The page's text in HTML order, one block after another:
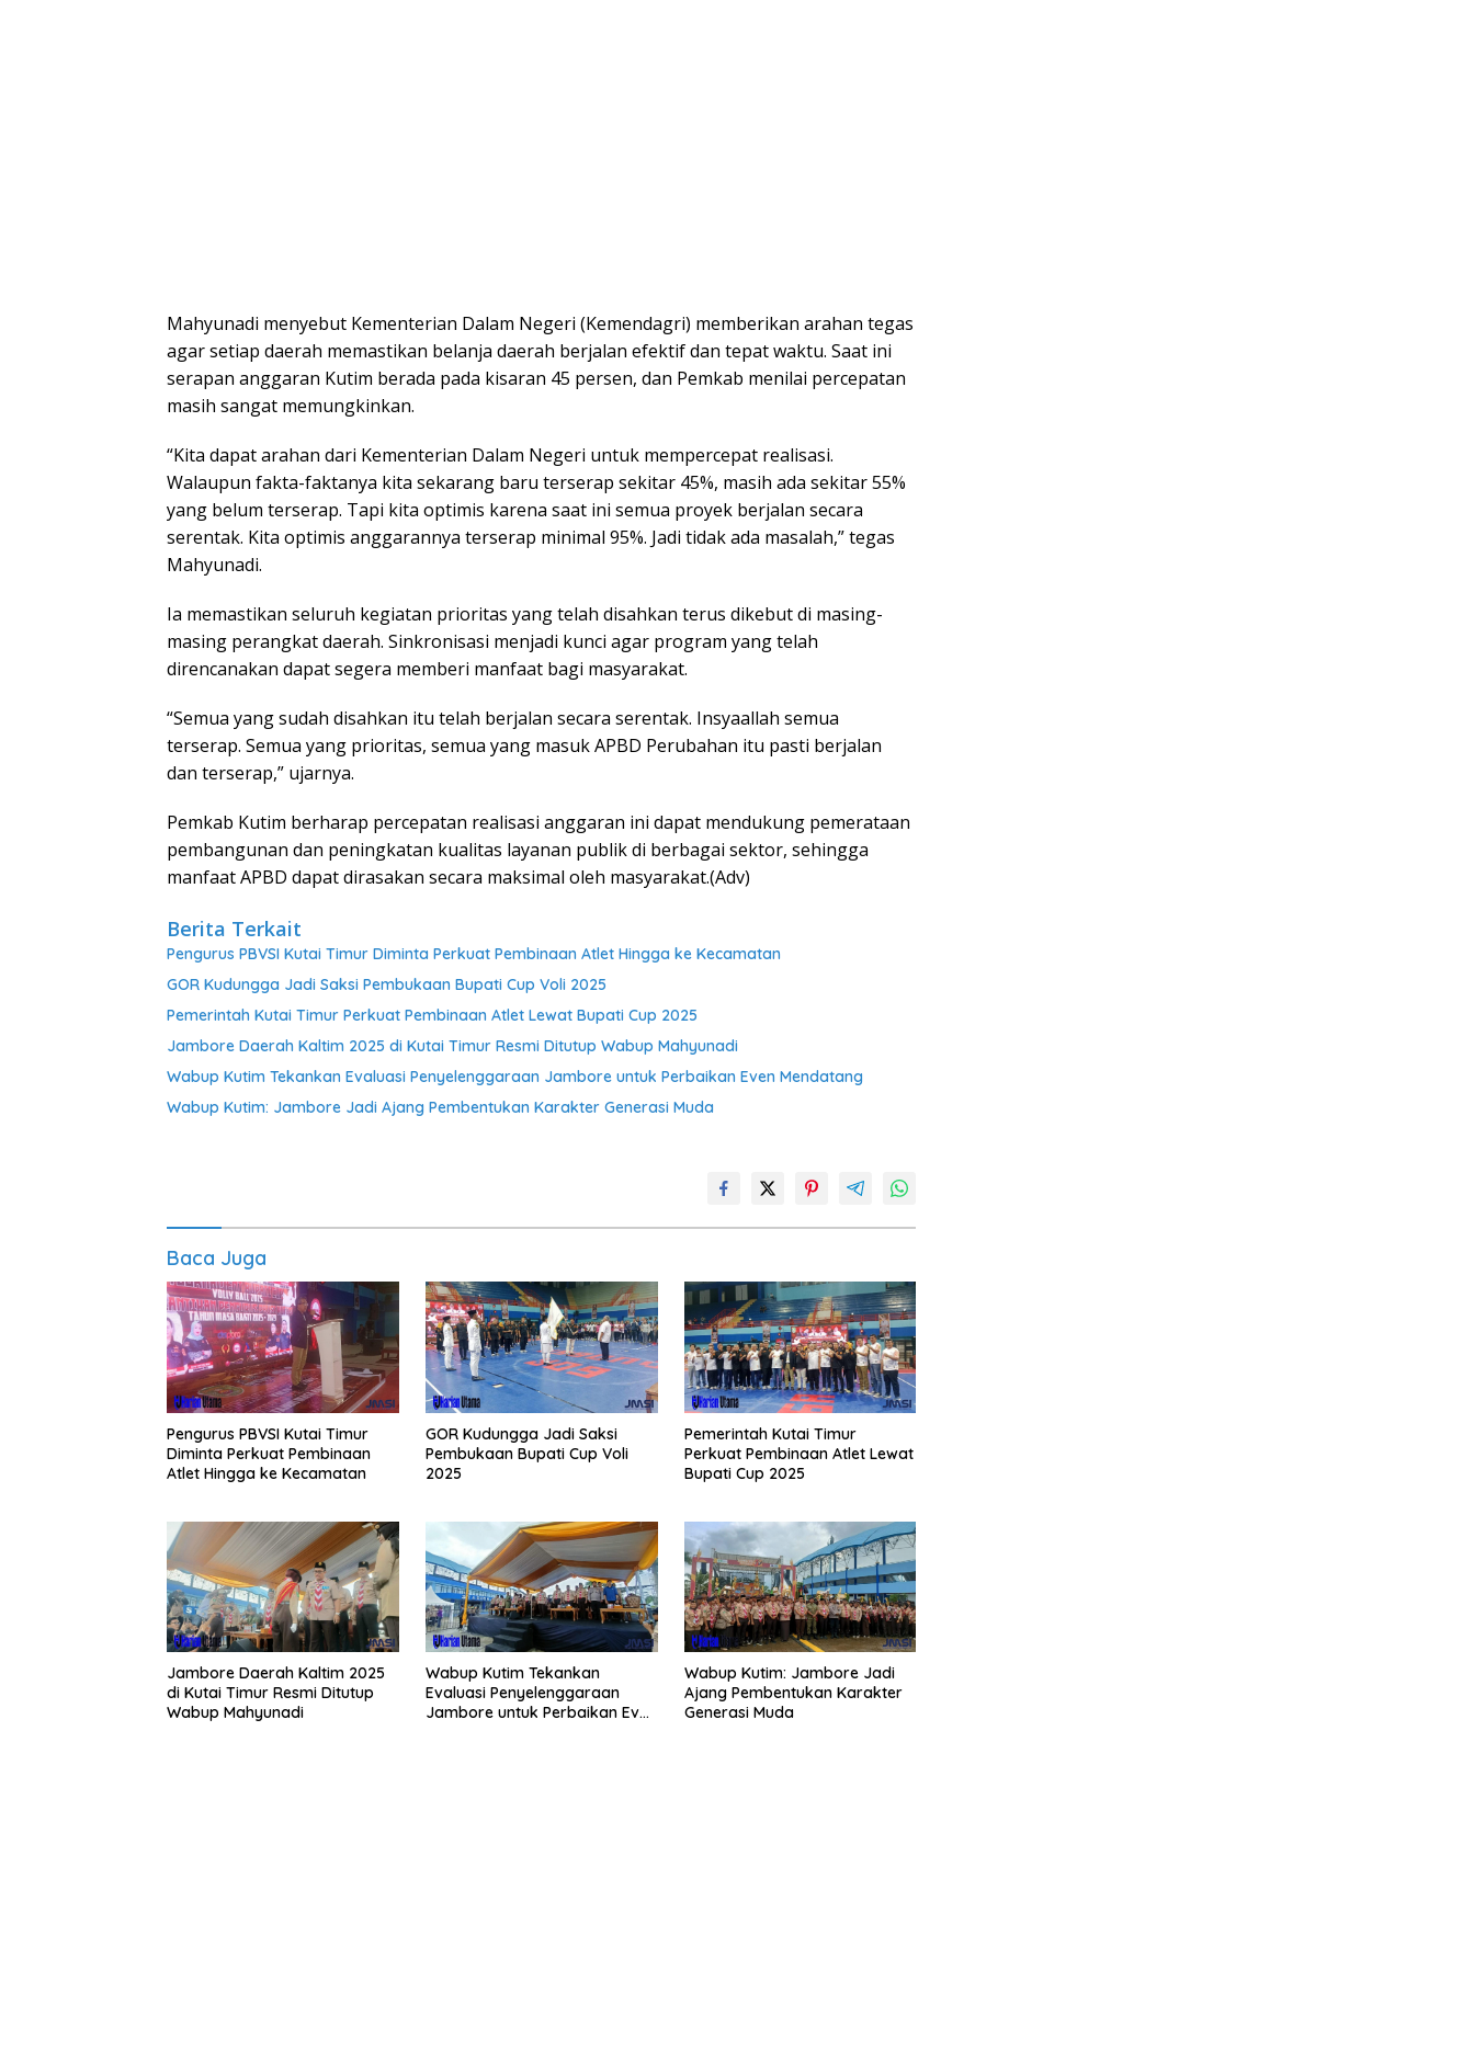
Mahyunadi menyebut Kementerian Dalam Negeri (Kemendagri) memberikan arahan tegas
agar setiap daerah memastikan belanja daerah berjalan efektif dan tepat waktu. Saat ini
serapan anggaran Kutim berada pada kisaran 45 persen, dan Pemkab menilai percepatan
masih sangat memungkinkan.
“Kita dapat arahan dari Kementerian Dalam Negeri untuk mempercepat realisasi.
Walaupun fakta-faktanya kita sekarang baru terserap sekitar 45%, masih ada sekitar 55%
yang belum terserap. Tapi kita optimis karena saat ini semua proyek berjalan secara
serentak. Kita optimis anggarannya terserap minimal 95%. Jadi tidak ada masalah,” tegas
Mahyunadi.
Ia memastikan seluruh kegiatan prioritas yang telah disahkan terus dikebut di masing-
masing perangkat daerah. Sinkronisasi menjadi kunci agar program yang telah
direncanakan dapat segera memberi manfaat bagi masyarakat.
“Semua yang sudah disahkan itu telah berjalan secara serentak. Insyaallah semua
terserap. Semua yang prioritas, semua yang masuk APBD Perubahan itu pasti berjalan
dan terserap,” ujarnya.
Pemkab Kutim berharap percepatan realisasi anggaran ini dapat mendukung pemerataan
pembangunan dan peningkatan kualitas layanan publik di berbagai sektor, sehingga
manfaat APBD dapat dirasakan secara maksimal oleh masyarakat.(Adv)
Berita Terkait
Pengurus PBVSI Kutai Timur Diminta Perkuat Pembinaan Atlet Hingga ke Kecamatan
GOR Kudungga Jadi Saksi Pembukaan Bupati Cup Voli 2025
Pemerintah Kutai Timur Perkuat Pembinaan Atlet Lewat Bupati Cup 2025
Jambore Daerah Kaltim 2025 di Kutai Timur Resmi Ditutup Wabup Mahyunadi
Wabup Kutim Tekankan Evaluasi Penyelenggaraan Jambore untuk Perbaikan Even Mendatang
Wabup Kutim: Jambore Jadi Ajang Pembentukan Karakter Generasi Muda
Baca Juga
Pengurus PBVSI Kutai Timur
Diminta Perkuat Pembinaan
Atlet Hingga ke Kecamatan
GOR Kudungga Jadi Saksi
Pembukaan Bupati Cup Voli
2025
Pemerintah Kutai Timur
Perkuat Pembinaan Atlet Lewat
Bupati Cup 2025
Jambore Daerah Kaltim 2025
di Kutai Timur Resmi Ditutup
Wabup Mahyunadi
Wabup Kutim Tekankan
Evaluasi Penyelenggaraan
Jambore untuk Perbaikan Even
Wabup Kutim: Jambore Jadi
Ajang Pembentukan Karakter
Generasi Muda